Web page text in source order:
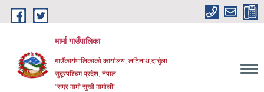
Skip to main content
मार्मा गाउँपालिका
गाउँकार्यपालिकाको कार्यालय, लटिनाथ,दार्चुला
सुदूरपश्चिम प्रदेश, नेपाल
"समृद्द मार्मा सुखी मार्माली"